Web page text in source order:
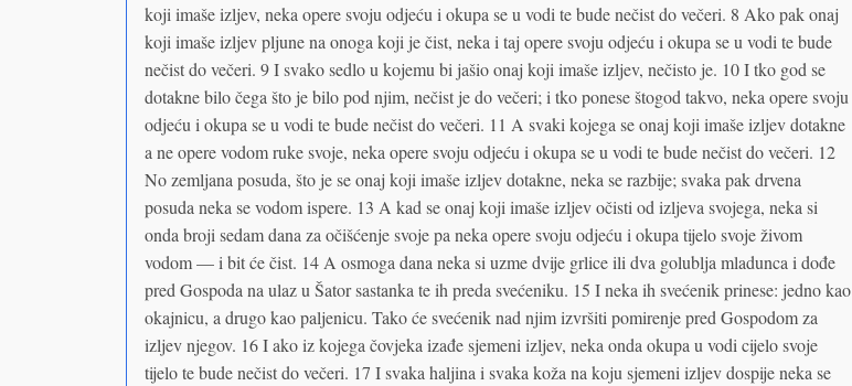
koji imaše izljev, neka opere svoju odjeću i okupa se u vodi te bude nečist do večeri. 8 Ako pak onaj
koji imaše izljev pljune na onoga koji je čist, neka i taj opere svoju odjeću i okupa se u vodi te bude
nečist do večeri. 9 I svako sedlo u kojemu bi jašio onaj koji imaše izljev, nečisto je. 10 I tko god se
dotakne bilo čega što je bilo pod njim, nečist je do večeri; i tko ponese štogod takvo, neka opere svoju
odjeću i okupa se u vodi te bude nečist do večeri. 11 A svaki kojega se onaj koji imaše izljev dotakne
a ne opere vodom ruke svoje, neka opere svoju odjeću i okupa se u vodi te bude nečist do večeri. 12
No zemljana posuda, što je se onaj koji imaše izljev dotakne, neka se razbije; svaka pak drvena
posuda neka se vodom ispere. 13 A kad se onaj koji imaše izljev očisti od izljeva svojega, neka si
onda broji sedam dana za očišćenje svoje pa neka opere svoju odjeću i okupa tijelo svoje živom
vodom — i bit će čist. 14 A osmoga dana neka si uzme dvije grlice ili dva golublja mladunca i dođe
pred Gospoda na ulaz u Šator sastanka te ih preda svećeniku. 15 I neka ih svećenik prinese: jedno kao
okajnicu, a drugo kao paljenicu. Tako će svećenik nad njim izvršiti pomirenje pred Gospodom za
izljev njegov. 16 I ako iz kojega čovjeka izađe sjemeni izljev, neka onda okupa u vodi cijelo svoje
tijelo te bude nečist do večeri. 17 I svaka haljina i svaka koža na koju sjemeni izljev dospije neka se